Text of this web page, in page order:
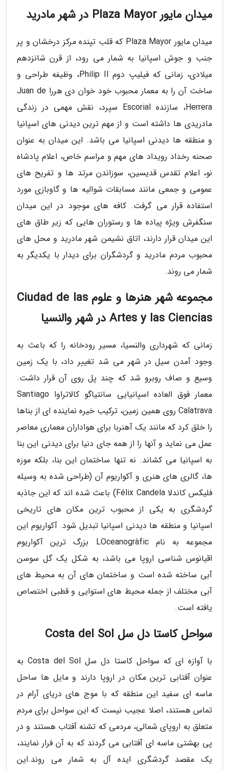
میدان مایور Plaza Mayor در شهر مادرید
میدان مایور Plaza Mayor که قلب تپنده مرکز درخشان و پر
جنب و جوش اسپانیا به شمار می رود، از قرن شانزدهم
میلادی، زمانی که فیلیپ دوم Philip II، وظیفه طراحی و
ساخت آن را به معمار محبوب خود خوان دی هررا Juan de
Herrera، سازنده Escorial سپرد، نقش مهمی در زندگی
مادریدی ها داشته است و از مهم ترین دیدنی های اسپانیا
و منطقه ها دیدنی اسپانیا می باشد. این میدان به عنوان
صحنه رخداد رویداد های مهم و مراسم خاص، اعلام پادشاه
نو، اعلام تقدس قدیسین، سوزاندن مرتد ها و تفریح های
عمومی و جمعی مانند مسابقات شوالیه ها و گاوبازی مورد
استفاده قرار می گرفت. کافه های موجود در این میدان
سنگفرش ویژه پیاده ها و رستوران هایی که زیر طاق های
این میدان قرار دارند، اتاق نشیمن شهر مادرید و محل های
محبوب مردم مادرید و گردشگران برای دیدار با یکدیگر به
شمار می روند.
مجموعه شهر هنرها و علوم Ciudad de las
Artes y las Ciencias در شهر والنسیا
زمانی که شهرداری والنسیا، مسیر رودخانه را که باعث به
وجود آمدن سیل در شهر می شد تغییر داد، با یک زمین
وسیع و صاف روبرو شد که چند پل روی آن قرار داشت.
معمار فوق العاده اسپانیایی سانتیاگو کالاتراوا Santiago
Calatrava روی همین زمین، ترکیب خیره نماینده ای از بناها
را خلق کرد که مانند یک آهنربا برای هواداران معماری معاصر
عمل می نماید و آنها را از همه جای دنیا برای دیدنی این بنا
به اسپانیا می کشاند. نه تنها ساختمان این بنا، بلکه موزه
ها، گالری های هنری و آکواریوم آن (طراحی شده به وسیله
فلیکس کاندلا Félix Candela) باعث شده اند که این جاذبه
گردشگری به یکی از محبوب ترین مکان های تاریخی
اسپانیا و منطقه ها دیدنی اسپانیا تبدیل شود. آکواریوم این
مجموعه به نام LOceanogràfic بزرگ ترین آکواریوم
اقیانوس شناسی اروپا می باشد، به شکل یک گل سوسن
آبی ساخته شده است و ساختمان های آن به محیط های
آبی مختلف از جمله محیط های استوایی و قطبی اختصاص
یافته است.
سواحل کاستا دل سل Costa del Sol
با آوازه ای که سواحل کاستا دل سل Costa del Sol به
عنوان آفتابی ترین مکان در اروپا دارند و مایل ها ساحل
ماسه ای سفید این منطقه که با موج های دریای آرام در
تماس هستند، اصلا عجیب نیست که این سواحل برای مردم
متعلق به اروپای شمالی، مردمی که تشنه آفتاب هستند و در
پی بهشتی ماسه ای آفتابی می گردند که به آن فرار نمایند،
یک مقصد گردشگری ایده آل به شمار می روند.این